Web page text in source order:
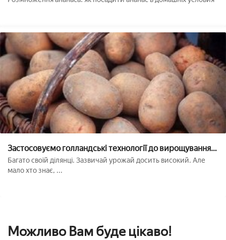
Застосовуємо голландські технології до вирощування
картоплі: суть методу і його переваги
Багато своїй ділянці. Зазвичай урожай досить високий. Але
мало хто знає, ...
Можливо Вам буде цікаво!